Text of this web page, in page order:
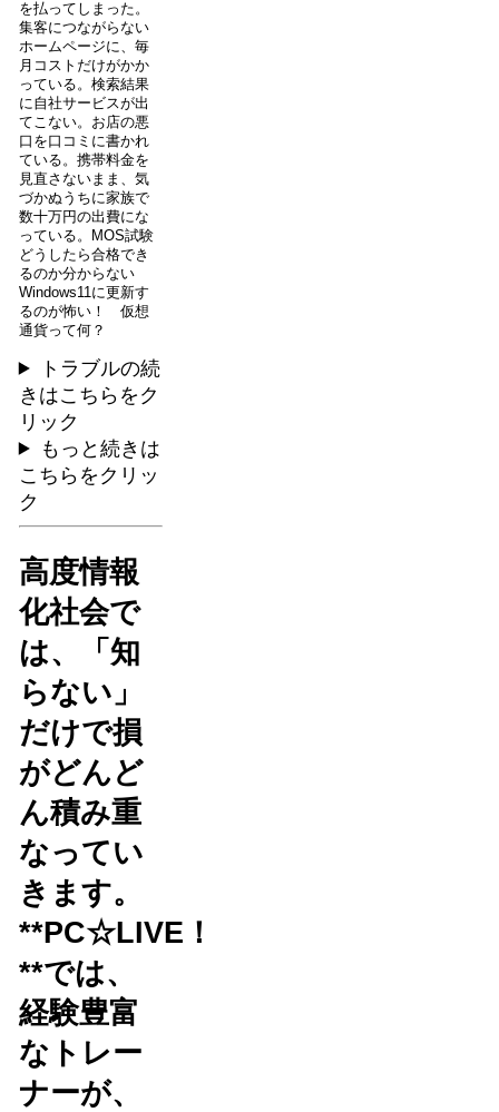
を払ってしまった。
集客につながらない
ホームページに、毎
月コストだけがかか
っている。検索結果
に自社サービスが出
てこない。お店の悪
口を口コミに書かれ
ている。携帯料金を
見直さないまま、気
づかぬうちに家族で
数十万円の出費にな
っている。MOS試験
どうしたら合格でき
るのか分からない
Windows11に更新す
るのが怖い！ 仮想
通貨って何？
トラブルの続
きはこちらをク
リック
もっと続きは
こちらをクリッ
ク
高度情報
化社会で
は、「知
らない」
だけで損
がどんど
ん積み重
なってい
きます。
**PC☆LIVE！
**では、
経験豊富
なトレー
ナーが、